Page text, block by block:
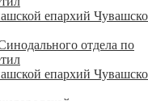
отдела по
епархий